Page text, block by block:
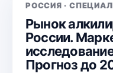
РОССИЯ ·
Рынок
России.
Прогноз до